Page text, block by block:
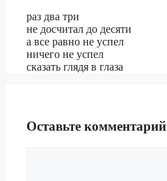
раз два три
не досчитал до десяти
а все равно не успел
ничего не успел
сказать глядя в глаза
Оставьте комментарий